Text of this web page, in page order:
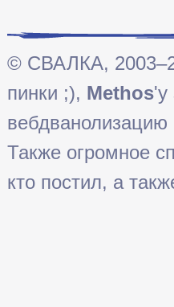
© СВАЛКА,
пинки ;), Methos'у
вебдванолизацию
Также огромное
кто постил, а